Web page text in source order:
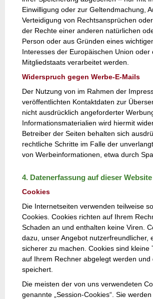
Einwilligung oder zur Geltendmachung,
Verteidigung von Rechtsansprüchen
der Rechte einer anderen natürlichen
Person oder aus Gründen eines
Interesses der Europäischen Union oder
Mitgliedstaats verarbeitet werden.
Widerspruch gegen Werbe-E-Mails
Der Nutzung von im Rahmen der
veröffentlichten Kontaktdaten zur
nicht ausdrücklich angeforderter
Informationsmaterialien wird hiermit
Betreiber der Seiten behalten sich
rechtliche Schritte im Falle der
von Werbeinformationen, etwa durch
4. Datenerfassung auf dieser Website
Cookies
Die Internetseiten verwenden teilweise
Cookies. Cookies richten auf Ihrem
Schaden an und enthalten keine Viren.
dazu, unser Angebot nutzerfreundlicher,
sicherer zu machen. Cookies sind kleine
auf Ihrem Rechner abgelegt werden und
speichert.
Die meisten der von uns verwendeten
genannte „Session-Cookies“. Sie